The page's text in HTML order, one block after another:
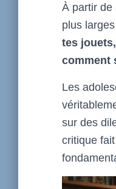
À partir de
plus
tes
comment
Les
sur des
critique